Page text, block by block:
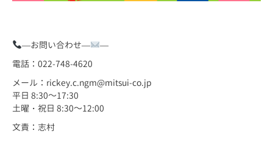
—お問い合わせ—
—
電話：022-748-4620
メール：rickey.c.ngm@mitsui-co.jp
平日 8:30～17:30
土曜・祝日 8:30～12:00
文責：志村